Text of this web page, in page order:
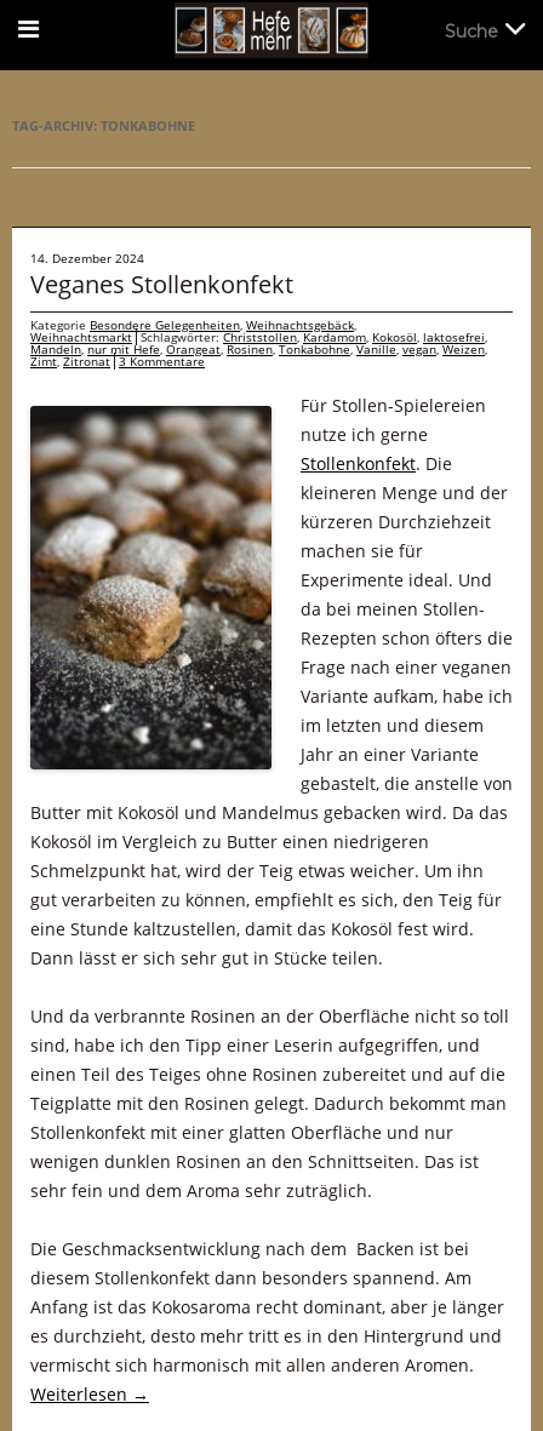
TAG-ARCHIV: TONKABOHNE
14. Dezember 2024
Veganes Stollenkonfekt
Kategorie Besondere Gelegenheiten, Weihnachtsgebäck,
Weihnachtsmarkt Schlagwörter:Christstollen,Kardamom, Kokosöl, laktosefrei,
Mandeln,nur mit Hefe, Orangeat,Rosinen,Tonkabohne,Vanille,vegan,Weizen,
Zimt,Zitronat 3 Kommentare
Für Stollen-Spielereien
nutze ich gerne
Stollenkonfekt. Die
kleineren Menge und der
kürzeren Durchziehzeit
machen sie für
Experimente ideal. Und
da bei meinen Stollen-
Rezepten schon öfters die
Frage nach einer veganen
Variante aufkam, habe ich
im letzten und diesem
Jahr an einer Variante
gebastelt, die anstelle von
Butter mit Kokosöl und Mandelmus gebacken wird. Da das
Kokosöl im Vergleich zu Butter einen niedrigeren
Schmelzpunkt hat, wird der Teig etwas weicher. Um ihn
gut verarbeiten zu können, empfiehlt es sich, den Teig für
eine Stunde kaltzustellen, damit das Kokosöl fest wird.
Dann lässt er sich sehr gut in Stücke teilen.
Und da verbrannte Rosinen an der Oberfläche nicht so toll
sind, habe ich den Tipp einer Leserin aufgegriffen, und
einen Teil des Teiges ohne Rosinen zubereitet und auf die
Teigplatte mit den Rosinen gelegt. Dadurch bekommt man
Stollenkonfekt mit einer glatten Oberfläche und nur
wenigen dunklen Rosinen an den Schnittseiten. Das ist
sehr fein und dem Aroma sehr zuträglich.
Die Geschmacksentwicklung nach dem Backen ist bei
diesem Stollenkonfekt dann besonders spannend. Am
Anfang ist das Kokosaroma recht dominant, aber je länger
es durchzieht, desto mehr tritt es in den Hintergrund und
vermischt sich harmonisch mit allen anderen Aromen.
Weiterlesen →
Suche
Suche